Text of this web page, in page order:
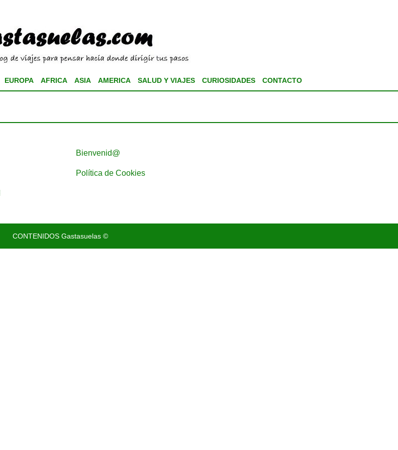
EUROPA AFRICA ASIA AMERICA SALUD Y VIAJES CURIOSIDADES CONTACTO
Bienvenid@
Política de Cookies
CONTENIDOS Gastasuelas ©